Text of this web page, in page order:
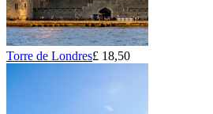
Torre de Londres£ 18,50